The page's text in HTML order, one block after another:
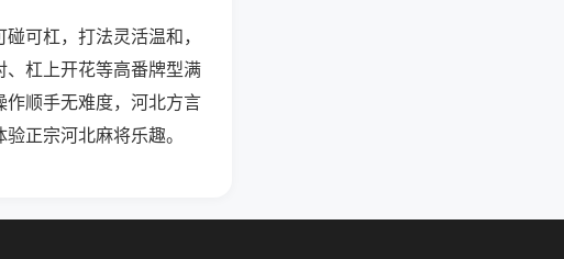
可杠，打法灵活温和，
杠上开花等高番牌型满
作顺手无难度，河北方言
正宗河北麻将乐趣。